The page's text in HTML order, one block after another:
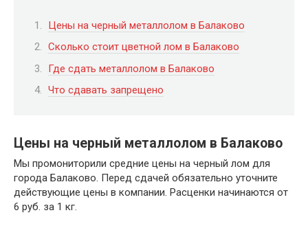
Цены на черный металлолом в Балаково
Сколько стоит цветной лом в Балаково
Где сдать металлолом в Балаково
Что сдавать запрещено
Цены на черный металлолом в Балаково
Мы промониторили средние цены на черный лом для
города Балаково. Перед сдачей обязательно уточните
действующие цены в компании. Расценки начинаются от
6 руб. за 1 кг.